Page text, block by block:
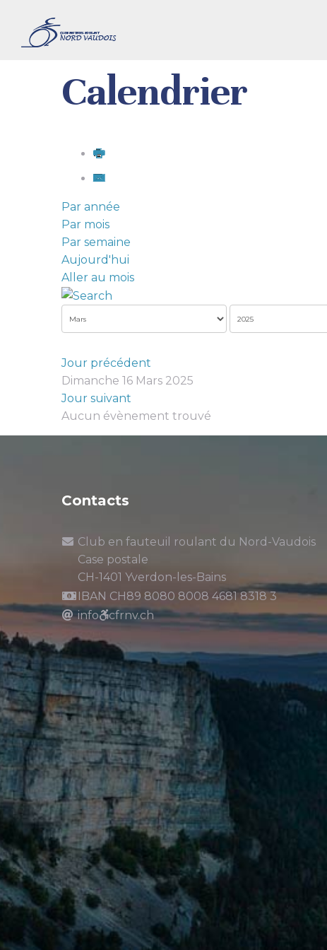
Calendrier
Par année
Par mois
Par semaine
Aujourd'hui
Aller au mois
Jour précédent
Dimanche 16 Mars 2025
Jour suivant
Aucun évènement trouvé
Contacts
Club en fauteuil roulant du Nord-Vaudois
Case postale
CH-1401 Yverdon-les-Bains
IBAN CH89 8080 8008 4681 8318 3
info
cfrnv.ch